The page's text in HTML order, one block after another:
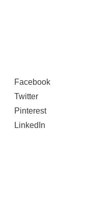
Facebook
Twitter
Pinterest
LinkedIn